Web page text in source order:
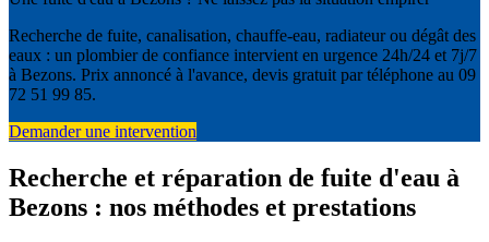
Recherche de fuite, canalisation, chauffe-eau, radiateur ou dégât des
eaux : un plombier de confiance intervient en urgence 24h/24 et 7j/7
à Bezons. Prix annoncé à l'avance, devis gratuit par téléphone au 09
72 51 99 85.
Demander une intervention
Recherche et réparation de fuite d'eau à
Bezons : nos méthodes et prestations